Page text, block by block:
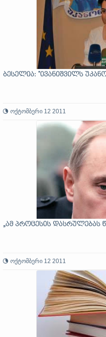
ბესელია: "ივანიშვილს
ოქტომბერი 12 2011
„ამ პროცესის დასრულებას
ოქტომბერი 12 2011